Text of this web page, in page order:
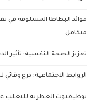
فوائد البطاطا المسلوقة في
متكامل
تعزيز الصحة النفسية: تأثير
الروابط الاجتماعية: درع
توظيفيوت العطرية للتغلب